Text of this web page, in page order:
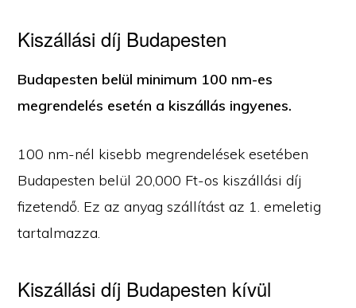
Kiszállási díj Budapesten
Budapesten belül minimum 100 nm-es
megrendelés esetén a kiszállás ingyenes.
100 nm-nél kisebb megrendelések esetében
Budapesten belül 20,000 Ft-os kiszállási díj
fizetendő. Ez az anyag szállítást az 1. emeletig
tartalmazza.
Kiszállási díj Budapesten kívül